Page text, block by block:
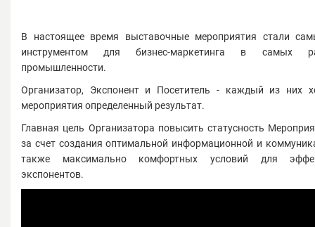
В настоящее время выставочные мероприятия стали
инструментом для бизнес-маркетинга в самых
промышленности.
Организатор, Экспонент и Посетитель - каждый из них
мероприятия определенный результат.
Главная цель Организатора повысить статусность
за счет создания оптимальной информационной и
также максимально комфортных условий для
экспонентов.
Контакты
СПРАВКА